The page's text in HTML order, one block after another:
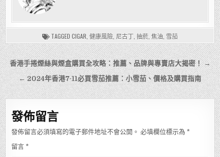
TAGGED CIGAR 健康風險 尼古丁 抽菸 焦油 雪茄
文
章
導
覽
香港手捲煙絲與煙盒購買全攻略：推薦、品牌與專賣店大揭密！ →
← 2024年香港7-11必買雪茄推薦：小雪茄、價格及購買指南
發佈留言
發佈留言必須填寫的電子郵件地址不會公開。 必填欄位標示為 *
留言 *